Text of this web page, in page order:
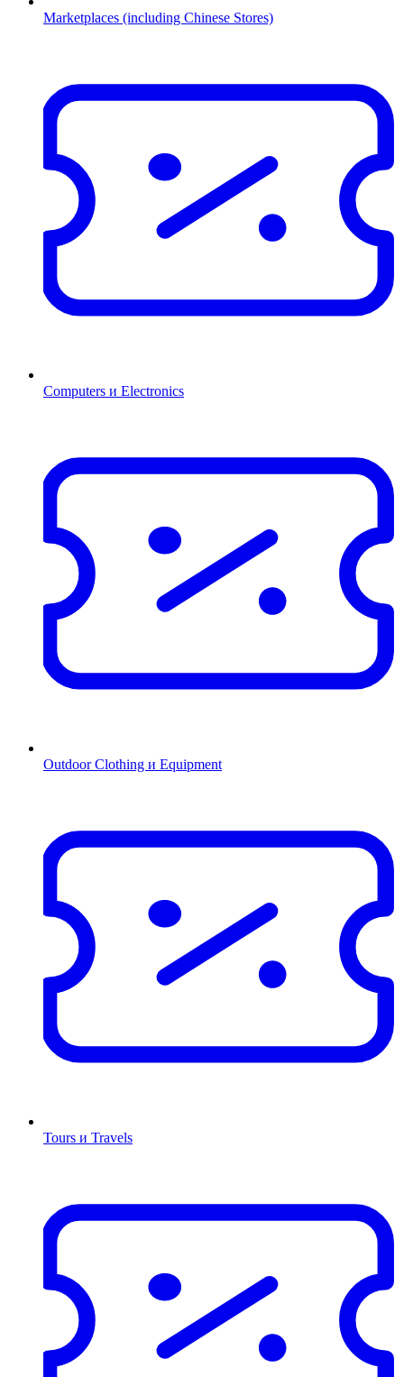
Marketplaces (including Chinese Stores)
Computers и Electronics
Outdoor Clothing и Equipment
Tours и Travels